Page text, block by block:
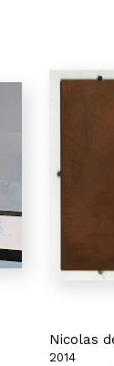
Nicolas
2014